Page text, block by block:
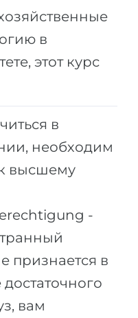
в
этот курс
в
необходим
высшему
-
признается в
вам